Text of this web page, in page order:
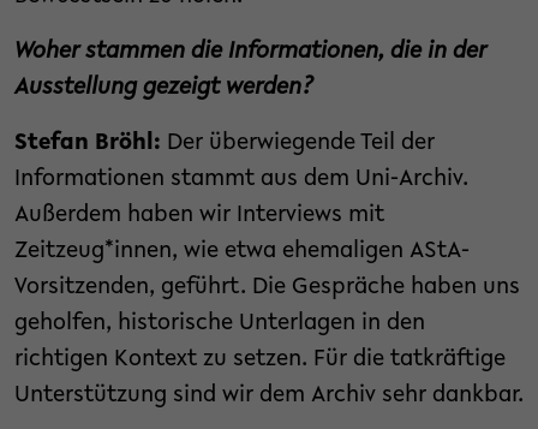
Woher stammen die Informationen, die in der
Ausstellung gezeigt werden?
Stefan Bröhl: Der überwiegende Teil der
Informationen stammt aus dem Uni-Archiv.
Außerdem haben wir Interviews mit
Zeitzeug*innen, wie etwa ehemaligen AStA-
Vorsitzenden, geführt. Die Gespräche haben uns
geholfen, historische Unterlagen in den
richtigen Kontext zu setzen. Für die tatkräftige
Unterstützung sind wir dem Archiv sehr dankbar.